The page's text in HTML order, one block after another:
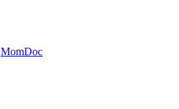
MomDoc